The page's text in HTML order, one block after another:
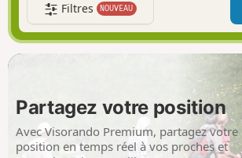
Filtres NOUVEAU
Partagez votre position
Avec Visorando Premium, partagez votre
position en temps réel à vos proches et